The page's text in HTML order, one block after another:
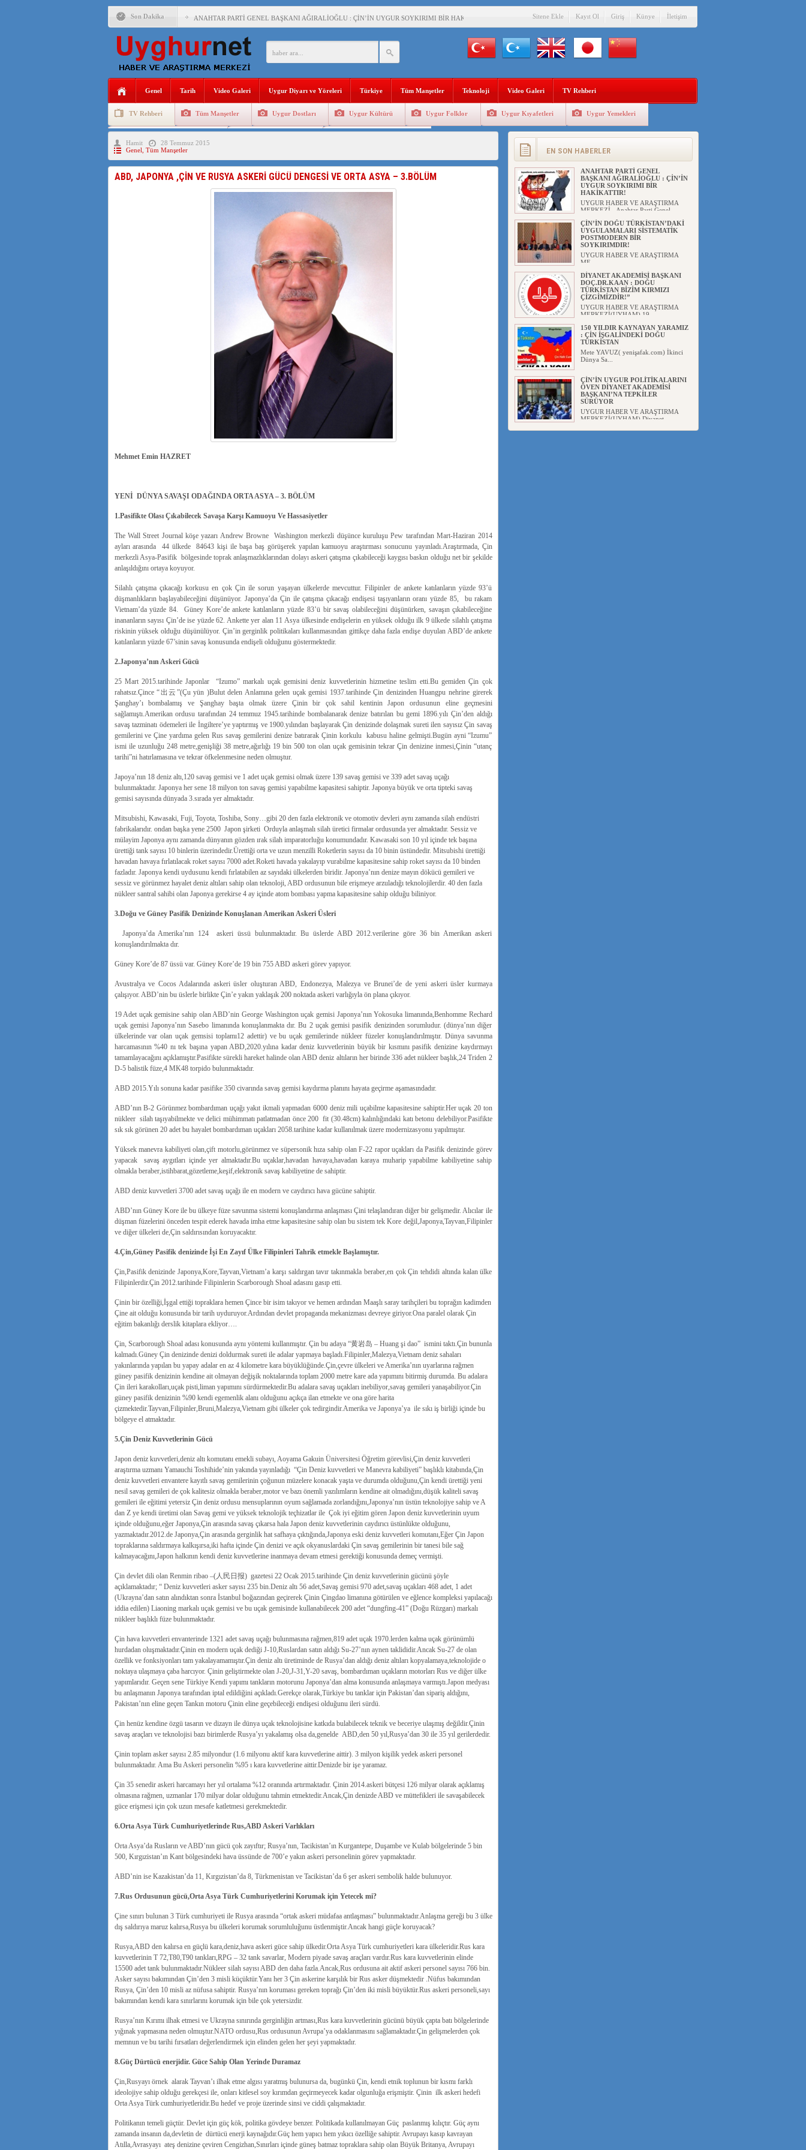
Son Dakika ANAHTAR PARTİ GENEL BAŞKANI AĞIRALİOĞLU : ÇİN’İN UYGUR SOYKIRIMI BİR HAKİKATTIR!
ÇİN’İN DOĞU TÜRKİSTAN’DAKİ UYGULAMALARI SİSTEMATİK POSTMODERN BİR SOYKIRIMDIR!
DİYANET AKADEMİSİ BAŞKANI DOÇ.DR.KAAN : DOĞU TÜRKİSTAN BİZİM KIRMIZI ÇİZGİMİZDİR!”
150 YILDIR KAYNAYAN YARAMIZ : ÇİN İŞGALİNDEKİ DOĞU TÜRKİSTAN
ÇİN’İN UYGUR POLİTİKALARINI ÖVEN DİYANET AKADEMİSİ BAŞKANI’NA TEPKİLER SÜRÜYOR
ÇİN’İN ANKARA BÜYÜKELÇİSİ JİANG’İN TRABZON ZİYARETİ
İŞGALCİ ÇİN’DEN “FETİHLER SULTANI MEHMET”DİZİSİNE GARİP SANSÜR VE HADSIZ İHTAR
Sitene Ekle Kayıt Ol Giriş Künye İletişim
Genel Tarih Video Galeri Uygur Diyarı ve Yöreleri Türkiye Tüm Manşetler Teknoloji Video Galeri TV Rehberi
TV Rehberi Tüm Manşetler Uygur Dostları Uygur Kültürü Uygur Folklor Uygur Kıyafetleri Uygur Yemekleri
Uygurlarda Düğün ve Cenaze
Hamit
28 Temmuz 2015
Genel Tüm Manşetler
ABD, JAPONYA ,ÇİN VE RUSYA ASKERİ GÜCÜ DENGESİ VE ORTA ASYA – 3.BÖLÜM
Mehmet Emin HAZRET
YENİ DÜNYA SAVAŞI ODAĞINDA ORTA ASYA – 3. BÖLÜM
1.Pasifikte Olası Çıkabilecek Savaşa Karşı Kamuoyu Ve Hassasiyetler
The Wall Street Journal köşe yazarı Andrew Browne Washington merkezli düşünce kuruluşu Pew tarafından Mart-Haziran 2014
ayları arasında 44 ülkede 84643 kişi ile başa baş görüşerek yapılan kamuoyu araştırması sonucunu yayınladı.Araştırmada, Çin
merkezli Asya-Pasifik bölgesinde toprak anlaşmazlıklarından dolayı askeri çatışma çıkabileceği kaygısı baskın olduğu net bir şekilde
anlaşıldığını ortaya koyuyor.
Silahlı çatışma çıkacağı korkusu en çok Çin ile sorun yaşayan ülkelerde mevcuttur. Filipinler de ankete katılanların yüzde 93’ü
düşmanlıkların başlayabileceğini düşünüyor. Japonya’da Çin ile çatışma çıkacağı endişesi taşıyanların oranı yüzde 85, bu rakam
Vietnam’da yüzde 84. Güney Kore’de ankete katılanların yüzde 83’ü bir savaş olabileceğini düşünürken, savaşın çıkabileceğine
inananların sayısı Çin’de ise yüzde 62. Ankette yer alan 11 Asya ülkesinde endişelerin en yüksek olduğu ilk 9 ülkede silahlı çatışma
riskinin yüksek olduğu düşünülüyor. Çin’in gerginlik politikaları kullanmasından gittikçe daha fazla endişe duyulan ABD’de ankete
katılanların yüzde 67’sinin savaş konusunda endişeli olduğunu göstermektedir.
2.Japonya’nın Askeri Gücü
25 Mart 2015.tarihinde Japonlar “Izumo” markalı uçak gemisini deniz kuvvetlerinin hizmetine teslim etti.Bu gemiden Çin çok
rahatsız.Çince “出云”(Çu yün )Bulut delen Anlamına gelen uçak gemisi 1937.tarihinde Çin denizinden Huangpu nehrine girerek
Şanghay’ı bombalamış ve Şanghay başta olmak üzere Çinin bir çok sahil kentinin Japon ordusunun eline geçmesini
sağlamıştı.Amerikan ordusu tarafından 24 temmuz 1945.tarihinde bombalanarak denize batırılan bu gemi 1896.yılı Çin’den aldığı
savaş tazminatı ödemeleri ile İngiltere’ye yaptırmış ve 1900.yılından başlayarak Çin denizinde dolaşmak sureti ilen sayısız Çin savaş
gemilerini ve Çine yardıma gelen Rus savaş gemilerini denize batırarak Çinin korkulu kabusu haline gelmişti.Bugün ayni “Izumu”
ismi ile uzunluğu 248 metre,genişliği 38 metre,ağırlığı 19 bin 500 ton olan uçak gemisinin tekrar Çin denizine inmesi,Çinin “utanç
tarihi”ni hatırlamasına ve tekrar öfkelenmesine neden olmuştur.
Japoya’nın 18 deniz altı,120 savaş gemisi ve 1 adet uçak gemisi olmak üzere 139 savaş gemisi ve 339 adet savaş uçağı
bulunmaktadır. Japonya her sene 18 milyon ton savaş gemisi yapabilme kapasitesi sahiptir. Japonya büyük ve orta tipteki savaş
gemisi sayısında dünyada 3.sırada yer almaktadır.
Mitsubishi, Kawasaki, Fuji, Toyota, Toshiba, Sony…gibi 20 den fazla elektronik ve otomotiv devleri aynı zamanda silah endüstri
fabrikalarıdır. ondan başka yene 2500 Japon şirketi Orduyla anlaşmalı silah üretici firmalar ordusunda yer almaktadır. Sessiz ve
mülayim Japonya aynı zamanda dünyanın gözden ırak silah imparatorluğu konumundadır. Kawasaki son 10 yıl içinde tek başına
ürettiği tank sayısı 10 binlerin üzerindedir.Ürettiği orta ve uzun menzilli Roketlerin sayısı da 10 binin üstündedir. Mitsubishi ürettiği
havadan havaya fırlatılacak roket sayısı 7000 adet.Roketi havada yakalayıp vurabilme kapasitesine sahip roket sayısı da 10 binden
fazladır. Japonya kendi uydusunu kendi fırlatabilen az sayıdaki ülkelerden biridir. Japonya’nın denize mayın dökücü gemileri ve
sessiz ve görünmez hayalet deniz altıları sahip olan teknoloji, ABD ordusunun bile erişmeye arzuladığı teknolojilerdir. 40 den fazla
nükleer santral sahibi olan Japonya gerekirse 4 ay içinde atom bombası yapma kapasitesine sahip olduğu biliniyor.
3.Doğu ve Güney Pasifik Denizinde Konuşlanan Amerikan Askeri Üsleri
Japonya’da Amerika’nın 124 askeri üssü bulunmaktadır. Bu üslerde ABD 2012.verilerine göre 36 bin Amerikan askeri
konuşlandırılmakta dır.
Güney Kore’de 87 üssü var. Güney Kore’de 19 bin 755 ABD askeri görev yapıyor.
Avustralya ve Cocos Adalarında askeri üsler oluşturan ABD, Endonezya, Malezya ve Brunei’de de yeni askeri üsler kurmaya
çalışıyor. ABD’nin bu üslerle birlikte Çin’e yakın yaklaşık 200 noktada askeri varlığıyla ön plana çıkıyor.
19 Adet uçak gemisine sahip olan ABD’nin George Washington uçak gemisi Japonya’nın Yokosuka limanında,Benhomme Rechard
uçak gemisi Japonya’nın Sasebo limanında konuşlanmakta dır. Bu 2 uçak gemisi pasifik denizinden sorumludur. (dünya’nın diğer
ülkelerinde var olan uçak gemsisi toplamı12 adettir) ve bu uçak gemilerinde nükleer füzeler konuşlandırılmıştır. Dünya savunma
harcamasının %40 nı tek başına yapan ABD,2020.yılına kadar deniz kuvvetlerinin büyük bir kısmını pasifik denizine kaydırmayı
tamamlayacağını açıklamıştır.Pasifikte sürekli hareket halinde olan ABD deniz altıların her birinde 336 adet nükleer başlık,24 Triden 2
D-5 balistik füze,4 MK48 torpido bulunmaktadır.
ABD 2015.Yılı sonuna kadar pasifike 350 civarında savaş gemisi kaydırma planını hayata geçirme aşamasındadır.
ABD’nın B-2 Görünmez bombardıman uçağı yakıt ikmali yapmadan 6000 deniz mili uçabilme kapasitesine sahiptir.Her uçak 20 ton
nükleer silah taşıyabilmekte ve delici mühimmatı patlatmadan önce 200 fit (30.48cm) kalınlığındaki katı betonu delebiliyor.Pasifikte
sık sık görünen 20 adet bu hayalet bombardıman uçakları 2058.tarihine kadar kullanılmak üzere modernizasyonu yapılmıştır.
Yüksek manevra kabiliyeti olan,çift motorlu,görünmez ve süpersonik hıza sahip olan F-22 rapor uçakları da Pasifik denizinde görev
yapacak savaş aygıtları içinde yer almaktadır.Bu uçaklar,havadan havaya,havadan karaya muharip yapabilme kabiliyetine sahip
olmakla beraber,istihbarat,gözetleme,keşif,elektronik savaş kabiliyetine de sahiptir.
ABD deniz kuvvetleri 3700 adet savaş uçağı ile en modern ve caydırıcı hava gücüne sahiptir.
ABD’nın Güney Kore ile bu ülkeye füze savunma sistemi konuşlandırma anlaşması Çini telaşlandıran diğer bir gelişmedir. Alıcılar ile
düşman füzelerini önceden tespit ederek havada imha etme kapasitesine sahip olan bu sistem tek Kore değil,Japonya,Tayvan,Filipinler
ve diğer ülkeleri de,Çin saldırısından koruyacaktır.
4.Çin,Güney Pasifik denizinde İşi En Zayıf Ülke Filipinleri Tahrik etmekle Başlamıştır.
Çin,Pasifik denizinde Japonya,Kore,Tayvan,Vietnam’a karşı saldırgan tavır takınmakla beraber,en çok Çin tehdidi altında kalan ülke
Filipinlerdir.Çin 2012.tarihinde Filipinlerin Scarborough Shoal adasını gasıp etti.
Çinin bir özelliği,İşgal ettiği topraklara hemen Çince bir isim takıyor ve hemen ardından Maaşlı saray tarihçileri bu toprağın kadimden
Çine ait olduğu konusunda bir tarih uyduruyor.Ardından devlet propaganda mekanizması devreye giriyor.Ona paralel olarak Çin
eğitim bakanlığı derslik kitaplara ekliyor….
Çin, Scarborough Shoal adası konusunda aynı yöntemi kullanmıştır. Çin bu adaya “黄岩岛 – Huang şi dao” ismini taktı.Çin bununla
kalmadı.Güney Çin denizinde denizi doldurmak sureti ile adalar yapmaya başladı.Filipinler,Malezya,Vietnam deniz sahaları
yakınlarında yapılan bu yapay adalar en az 4 kilometre kara büyüklüğünde.Çin,çevre ülkeleri ve Amerika’nın uyarlarına rağmen
güney pasifik denizinin kendine ait olmayan değişik noktalarında toplam 2000 metre kare ada yapımını bitirmiş durumda. Bu adalara
Çin ileri karakolları,uçak pisti,liman yapımını sürdürmektedir.Bu adalara savaş uçakları inebiliyor,savaş gemileri yanaşabiliyor.Çin
güney pasifik denizinin %90 kendi egemenlik alanı olduğunu açıkça ilan etmekte ve ona göre harita
çizmektedir.Tayvan,Filipinler,Bruni,Malezya,Vietnam gibi ülkeler çok tedirgindir.Amerika ve Japonya’ya ile sıkı iş birliği içinde bu
bölgeye el atmaktadır.
5.Çin Deniz Kuvvetlerinin Gücü
Japon deniz kuvvetleri,deniz altı komutanı emekli subayı, Aoyama Gakuin Üniversitesi Öğretim görevlisi,Çin deniz kuvvetleri
araştırma uzmanı Yamauchi Toshihide’nin yakında yayınladığı “Çin Deniz kuvvetleri ve Manevra kabiliyeti” başlıklı kitabında,Çin
deniz kuvvetleri envantere kayıtlı savaş gemilerinin çoğunun müzelere konacak yaşta ve durumda olduğunu,Çin kendi ürettiği yeni
nesil savaş gemileri de çok kalitesiz olmakla beraber,motor ve bazı önemli yazılımların kendine ait olmadığını,düşük kaliteli savaş
gemileri ile eğitimi yetersiz Çin deniz ordusu mensuplarının oyum sağlamada zorlandığını,Japonya’nın üstün teknolojiye sahip ve A
dan Z ye kendi üretimi olan Savaş gemi ve yüksek teknolojik teçhizatlar ile Çok iyi eğitim gören Japon deniz kuvvetlerinin uyum
içinde olduğunu,eğer Japonya,Çin arasında savaş çıkarsa hala Japon deniz kuvvetlerinin caydırıcı üstünlükte olduğunu,
yazmaktadır.2012.de Japonya,Çin arasında gerginlik hat safhaya çıktığında,Japonya eski deniz kuvvetleri komutanı,Eğer Çin Japon
topraklarına saldırmaya kalkışırsa,iki hafta içinde Çin denizi ve açık okyanuslardaki Çin savaş gemilerinin bir tanesi bile sağ
kalmayacağını,Japon halkının kendi deniz kuvvetlerine inanmaya devam etmesi gerektiği konusunda demeç vermişti.
Çin devlet dili olan Renmin ribao –(人民日报) gazetesi 22 Ocak 2015.tarihinde Çin deniz kuvvetlerinin gücünü şöyle
açıklamaktadır; “ Deniz kuvvetleri asker sayısı 235 bin.Deniz altı 56 adet,Savaş gemisi 970 adet,savaş uçakları 468 adet, 1 adet
(Ukrayna’dan satın alındıktan sonra İstanbul boğazından geçirerek Çinin Çingdao limanına götürülen ve eğlence kompleksi yapılacağı
iddia edilen) Liaoning markalı uçak gemisi ve bu uçak gemisinde kullanabilecek 200 adet “dungfing-41” (Doğu Rüzgarı) markalı
nükleer başlıklı füze bulunmaktadır.
Çin hava kuvvetleri envanterinde 1321 adet savaş uçağı bulunmasına rağmen,819 adet uçak 1970.lerden kalma uçak görünümlü
hurdadan oluşmaktadır.Çinin en modern uçak dediği J-10,Ruslardan satın aldığı Su-27’nın aynen taklididir.Ancak Su-27 de olan
özellik ve fonksiyonları tam yakalayamamıştır.Çin deniz altı üretiminde de Rusya’dan aldığı deniz altıları kopyalamaya,teknolojide o
noktaya ulaşmaya çaba harcıyor. Çinin geliştirmekte olan J-20,J-31,Y-20 savaş, bombardıman uçakların motorları Rus ve diğer ülke
yapımlarıdır. Geçen sene Türkiye Kendi yapımı tankların motorunu Japonya’dan alma konusunda anlaşmaya varmıştı.Japon medyası
bu anlaşmanın Japonya tarafından iptal edildiğini açıkladı.Gerekçe olarak,Türkiye bu tanklar için Pakistan’dan sipariş aldığını,
Pakistan’nın eline geçen Tankın motoru Çinin eline geçebileceği endişesi olduğunu ileri sürdü.
Çin henüz kendine özgü tasarın ve dizayn ile dünya uçak teknolojisine katkıda bulabilecek teknik ve beceriye ulaşmış değildir.Çinin
savaş araçları ve teknolojisi bazı birimlerde Rusya’yı yakalamış olsa da,genelde ABD,den 50 yıl,Rusya’dan 30 ile 35 yıl gerilerdedir.
Çinin toplam asker sayısı 2.85 milyondur (1.6 milyonu aktif kara kuvvetlerine aittir). 3 milyon kişilik yedek askeri personel
bulunmaktadır. Ama Bu Askeri personelin %95 ı kara kuvvetlerine aittir.Denizde bir işe yaramaz.
Çin 35 senedir askeri harcamayı her yıl ortalama %12 oranında artırmaktadır. Çinin 2014.askeri bütçesi 126 milyar olarak açıklamış
olmasına rağmen, uzmanlar 170 milyar dolar olduğunu tahmin etmektedir.Ancak,Çin denizde ABD ve müttefikleri ile savaşabilecek
güce erişmesi için çok uzun mesafe katletmesi gerekmektedir.
6.Orta Asya Türk Cumhuriyetlerinde Rus,ABD Askeri Varlıkları
Orta Asya’da Rusların ve ABD’nın gücü çok zayıftır; Rusya’nın, Tacikistan’ın Kurgantepe, Duşambe ve Kulab bölgelerinde 5 bin
500, Kırgızistan’ın Kant bölgesindeki hava üssünde de 700’e yakın askeri personelinin görev yapmaktadır.
ABD’nin ise Kazakistan’da 11, Kırgızistan’da 8, Türkmenistan ve Tacikistan’da 6 şer askeri sembolik halde bulunuyor.
7.Rus Ordusunun gücü,Orta Asya Türk Cumhuriyetlerini Korumak için Yetecek mi?
Çine sınırı bulunan 3 Türk cumhuriyeti ile Rusya arasında “ortak askeri müdafaa antlaşması” bulunmaktadır.Anlaşma gereği bu 3 ülke
dış saldırıya maruz kalırsa,Rusya bu ülkeleri korumak sorumluluğunu üstlenmiştir.Ancak hangi güçle koruyacak?
Rusya,ABD den kalırsa en güçlü kara,deniz,hava askeri güce sahip ülkedir.Orta Asya Türk cumhuriyetleri kara ülkeleridir.Rus kara
kuvvetlerinin T 72,T80,T90 tankları,RPG – 32 tank savarlar, Modern piyade savaş araçları vardır.Rus kara kuvvetlerinin elinde
15500 adet tank bulunmaktadır.Nükleer silah sayısı ABD den daha fazla.Ancak,Rus ordusuna ait aktif askeri personel sayısı 766 bin.
Asker sayısı bakımından Çin’den 3 misli küçüktür.Yanı her 3 Çin askerine karşılık bir Rus asker düşmektedir .Nüfus bakımından
Rusya, Çin’den 10 misli az nüfusa sahiptir. Rusya’nın koruması gereken toprağı Çin’den iki misli büyüktür.Rus askeri personeli,sayı
bakımından kendi kara sınırlarını korumak için bile çok yetersizdir.
Rusya’nın Kırımı ilhak etmesi ve Ukrayna sınırında gerginliğin artması,Rus kara kuvvetlerinin gücünü büyük çapta batı bölgelerinde
yığınak yapmasına neden olmuştur.NATO ordusu,Rus ordusunun Avrupa’ya odaklanmasını sağlamaktadır.Çin gelişmelerden çok
memnun ve bu tarihi fırsatları değerlendirmek için elinden gelen her şeyi yapmaktadır.
8.Güç Dürtücü enerjidir. Güce Sahip Olan Yerinde Duramaz
Çin,Rusyayı örnek alarak Tayvan’ı ilhak etme algısı yaratmış bulunursa da, bugünkü Çin, kendi etnik toplunun bir kısmı farklı
ideolojiye sahip olduğu gerekçesi ile, onları kitlesel soy kırımdan geçirmeyecek kadar olgunluğa erişmiştir. Çinin ilk askeri hedefi
Orta Asya Türk cumhuriyetleridir.Bu hedef ve proje üzerinde sinsi ve ciddi çalışmaktadır.
Politikanın temeli güçtür. Devlet için güç kök, politika gövdeye benzer. Politikada kullanılmayan Güç paslanmış kılıçtır. Güç aynı
zamanda insanın da,devletin de dürtücü enerji kaynağıdır.Güç hem yapıcı hem yıkıcı özelliğe sahiptir. Avrupayı kasıp kavrayan
Atılla,Avrasyayı ateş denizine çeviren Cengizhan,Sınırları içinde güneş batmaz topraklara sahip olan Büyük Britanya, Avrupayı
EN SON HABERLER
ANAHTAR PARTİ GENEL
BAŞKANI AĞIRALİOĞLU : ÇİN’İN
UYGUR SOYKIRIMI BİR
HAKİKATTIR!
UYGUR HABER VE ARAŞTIRMA
MERKEZİ Anahtar Parti Genel
ÇİN’İN DOĞU TÜRKİSTAN’DAKİ
UYGULAMALARI SİSTEMATİK
POSTMODERN BİR
SOYKIRIMDIR!
UYGUR HABER VE ARAŞTIRMA
ME...
DİYANET AKADEMİSİ BAŞKANI
DOÇ.DR.KAAN : DOĞU
TÜRKİSTAN BİZİM KIRMIZI
ÇİZGİMİZDİR!”
UYGUR HABER VE ARAŞTIRMA
MERKEZİ(UYHAM) 19...
150 YILDIR KAYNAYAN YARAMIZ
: ÇİN İŞGALİNDEKİ DOĞU
TÜRKİSTAN
Mete YAVUZ( yenişafak.com) İkinci
Dünya Sa...
ÇİN’İN UYGUR POLİTİKALARINI
ÖVEN DİYANET AKADEMİSİ
BAŞKANI’NA TEPKİLER
SÜRÜYOR
UYGUR HABER VE ARAŞTIRMA
MERKEZİ(UYHAM) Diyanet
MHP’DEN URUMÇİ KATLİAMI